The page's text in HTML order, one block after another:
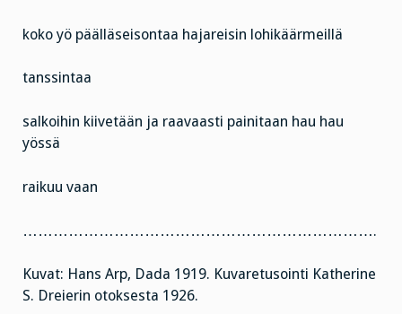
koko yö päälläseisontaa hajareisin lohikäärmeillä
tanssintaa
salkoihin kiivetään ja raavaasti painitaan hau hau
yössä
raikuu vaan
…………………………………………………………….
Kuvat: Hans Arp, Dada 1919. Kuvaretusointi Katherine
S. Dreierin otoksesta 1926.